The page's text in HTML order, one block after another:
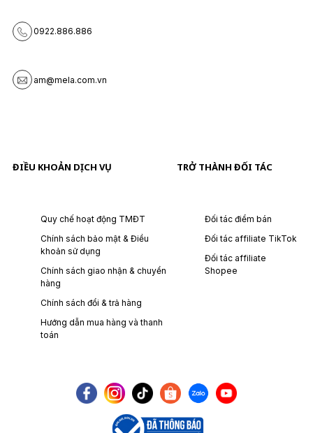
0922.886.886
am@mela.com.vn
ĐIỀU KHOẢN DỊCH VỤ
Quy chế hoạt động TMĐT
Chính sách bảo mật & Điều
khoản sử dụng
Chính sách giao nhận & chuyển
hàng
Chính sách đổi & trả hàng
Hướng dẫn mua hàng và thanh
toán
TRỞ THÀNH ĐỐI TÁC
Đối tác điểm bán
Đối tác affiliate TikTok
Đối tác affiliate
Shopee